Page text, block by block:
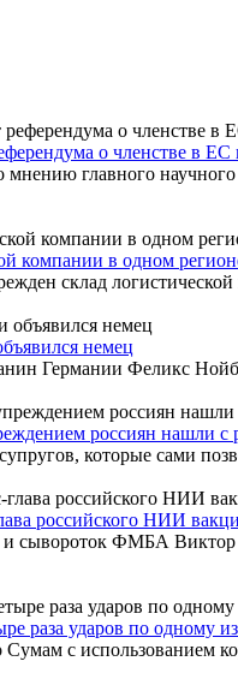
о членстве в
главного
компании в одном
склад
немец
Германии Феликс
россиян нашли с
которые сами
российского НИИ
сывороток ФМБА Виктор
раза ударов по одному
Сумам с использованием